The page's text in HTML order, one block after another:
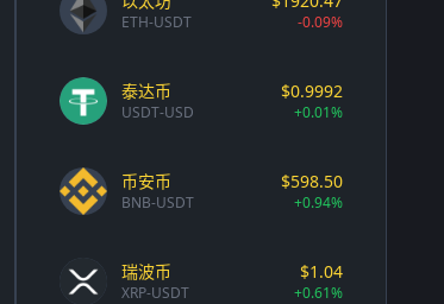
ETH-USDT -0.09%
泰达币
USDT-USD
$0.9992
+0.01%
币安币
BNB-USDT
$598.50
+0.94%
瑞波币
XRP-USDT
$1.04
+0.61%